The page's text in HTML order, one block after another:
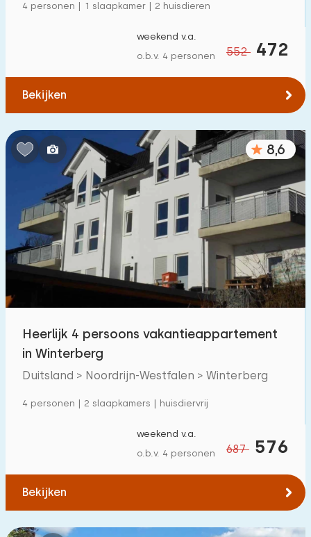
4 personen | 1 slaapkamer | 2 huisdieren
552 472
weekend v.a.
o.b.v. 4 personen
Bekijken
8,6
Heerlijk 4 persoons vakantieappartement
in Winterberg
Duitsland > Noordrijn-Westfalen > Winterberg
4 personen | 2 slaapkamers | huisdiervrij
687 576
weekend v.a.
o.b.v. 4 personen
Bekijken